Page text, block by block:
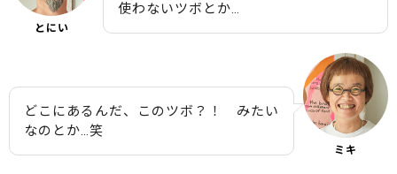
とにい
使わないツボとか…
どこにあるんだ、このツボ？！ みたい
なのとか…笑
ミキ